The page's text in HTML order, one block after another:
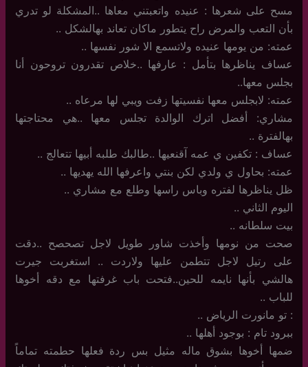
مسح على شعرها : عنيده واتعبتني معاها ..المشكلة لو تدري
بأن التعب والمرض راح يتطور ماكان تعاند بهالشكل ..
عمته: من يومها عنيده ولاتسمع الا شور نفسها ..
عساف يناظرها بتأمل : عارفها ..خلاص تقدرون تروحون أنا
بجلس معها..
عمته: لابجلس معها نفسيتها زفت ويبي لها مرعاه ..
مشاري: أفضل اترك الوالدة تجلس معها ..هي محتاجتها
بهالفترة ..
عساف : تكفين ي عمه آقنعيها ..طالبك طلبه أبيها تتعالج ..
عمته: بحاول ي ولدي لكن بنتي واعرفها الله يهديها ..
ظل يناظرها لفتره وباس راسها وطلع مع مشاري ..
اليوم الثاني ..
بيت سلطانه ..
صحت من نومها وأخذت شاور طويل لاجل تصحصح ..دقت
على رتيل لاجل تتطمن عليها ولاردت .. استغربت جيرت
هالشي بأنها نايمه للحين..فتحت باب غرفتها مع دقه أخوها
للباب ..
: تو مانورت الرياض ..
ببرود تام : بوجود أهلها ..
ضمها أخوها بشوق ماله مثيل بس ردة فعلها حطمته تماماً